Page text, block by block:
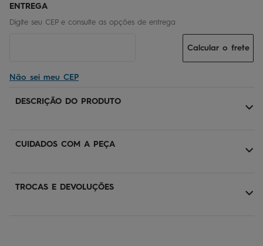
Não sei meu CEP
Calcular o frete
DESCRIÇÃO DO PRODUTO
CUIDADOS COM A PEÇA
TROCAS E DEVOLUÇÕES